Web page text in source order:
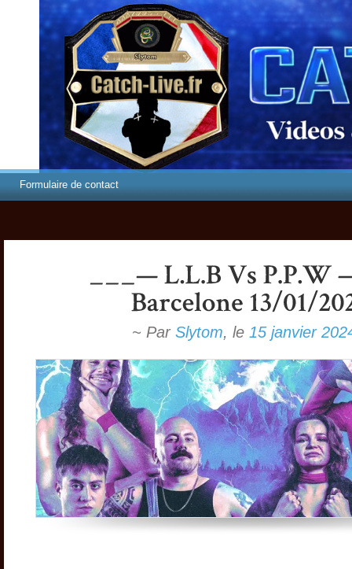
Formulaire de contact
~ Par Slytom, le 15 janvier